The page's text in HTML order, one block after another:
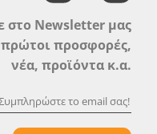
στο Newsletter μας
προσφορές,
νέα, προϊόντα κ.α.